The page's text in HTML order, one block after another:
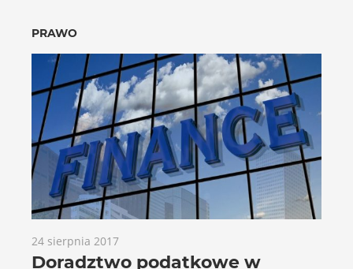
PRAWO
24 sierpnia 2017
Doradztwo podatkowe w